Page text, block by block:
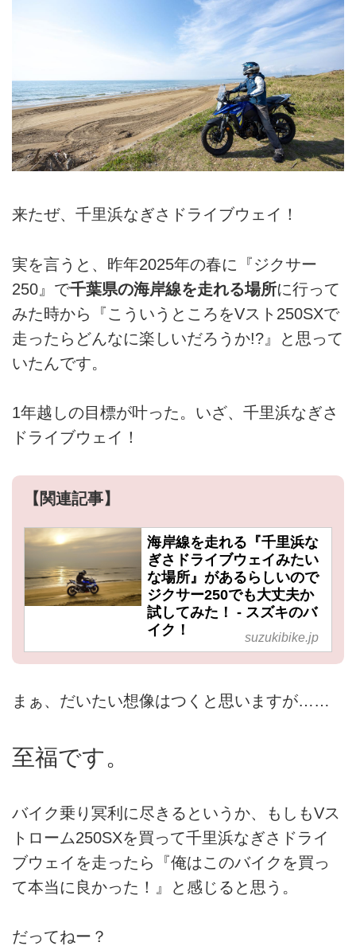
来たぜ、千里浜なぎさドライブウェイ！
実を言うと、昨年2025年の春に『ジクサー
250』で千葉県の海岸線を走れる場所に行って
みた時から『こういうところをVスト250SXで
走ったらどんなに楽しいだろうか!?』と思って
いたんです。
1年越しの目標が叶った。いざ、千里浜なぎさ
ドライブウェイ！
【関連記事】
海岸線を走れる『千里浜な
ぎさドライブウェイみたい
な場所』があるらしいので
ジクサー250でも大丈夫か
試してみた！ - スズキのバ
イク！
suzukibike.jp
まぁ、だいたい想像はつくと思いますが……
至福です。
バイク乗り冥利に尽きるというか、もしもVス
トローム250SXを買って千里浜なぎさドライ
ブウェイを走ったら『俺はこのバイクを買っ
て本当に良かった！』と感じると思う。
だってねー？